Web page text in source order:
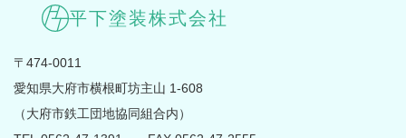
平下塗装株式会社
〒474-0011
愛知県大府市横根町坊主山 1-608
（大府市鉄工団地協同組合内）